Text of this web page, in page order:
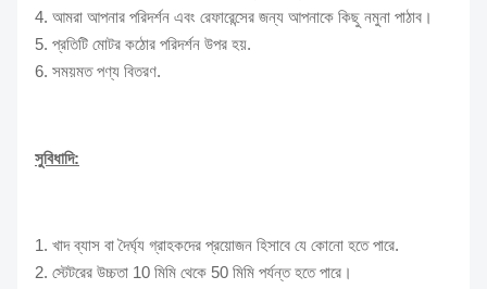
4. আমরা আপনার পরিদর্শন এবং রেফারেন্সের জন্য আপনাকে কিছু নমুনা পাঠাব।
5. প্রতিটি মোটর কঠোর পরিদর্শন উপর হয়.
6. সময়মত পণ্য বিতরণ.
সুবিধাদি:
1. খাদ ব্যাস বা দৈর্ঘ্য গ্রাহকদের প্রয়োজন হিসাবে যে কোনো হতে পারে.
2. স্টেটরের উচ্চতা 10 মিমি থেকে 50 মিমি পর্যন্ত হতে পারে।